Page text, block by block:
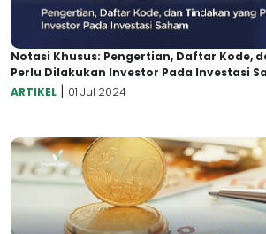
Notasi Khusus: Pengertian, Daftar Kode,
Perlu Dilakukan Investor Pada Investasi
ARTIKEL | 01 Jul 2024